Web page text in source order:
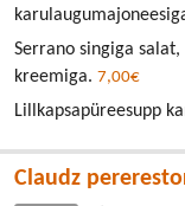
Serrano singiga
kreemiga. 7,00€
Lillkapsapüreesupp
Claudz